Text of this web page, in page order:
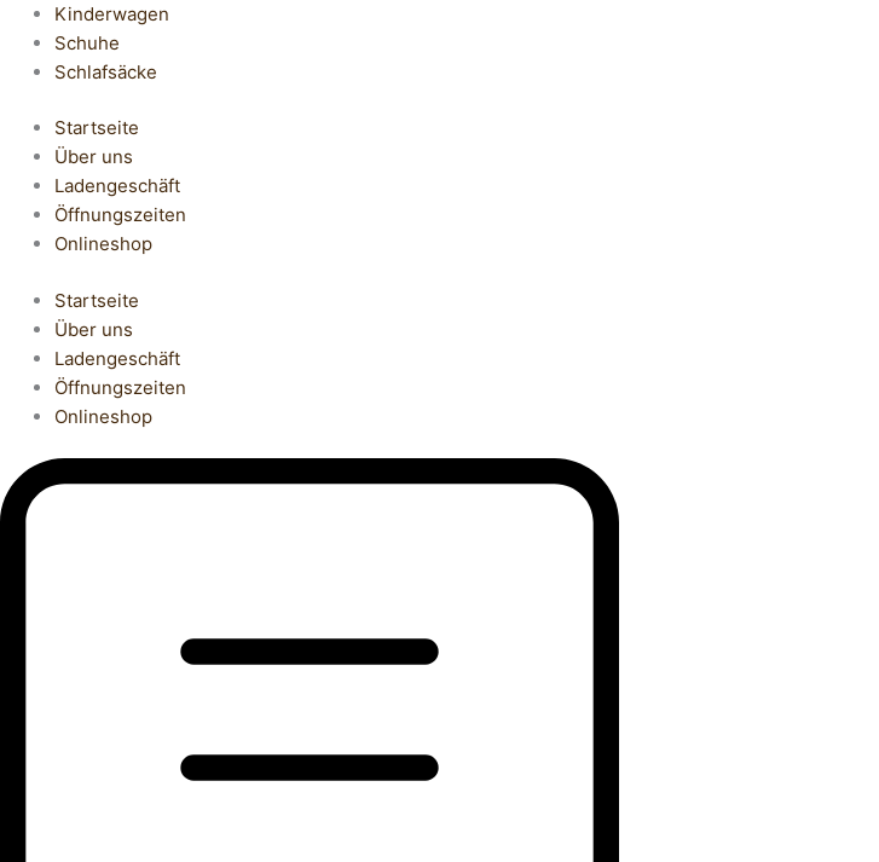
Kinderwagen
Schuhe
Schlafsäcke
Startseite
Über uns
Ladengeschäft
Öffnungszeiten
Onlineshop
Startseite
Über uns
Ladengeschäft
Öffnungszeiten
Onlineshop